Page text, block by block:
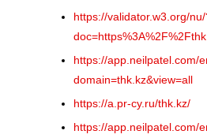
https://validator.w3.org/
https://app.neilpatel.com/
domain=thk.kz&view=all
https://a.pr-cy.ru/thk.kz/
https://app.neilpatel.com/